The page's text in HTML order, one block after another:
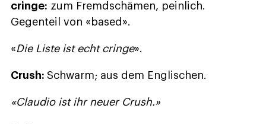
cringe: zum Fremdschämen, peinlich.
Gegenteil von «based».
«Die Liste ist echt cringe».
Crush: Schwarm; aus dem Englischen.
«Claudio ist ihr neuer Crush.»